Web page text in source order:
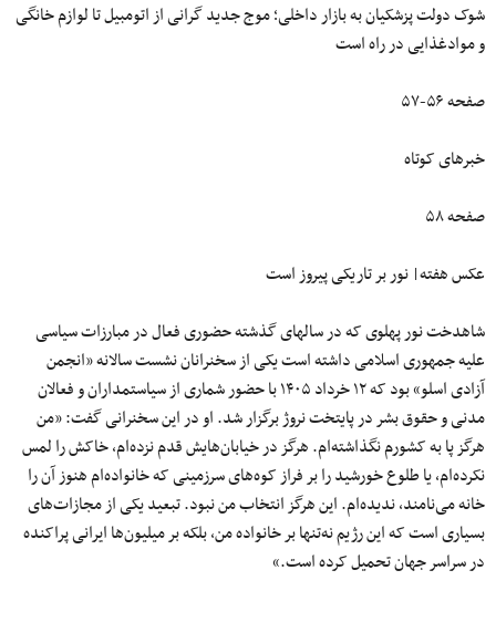
شوک دولت پزشکیان به بازار داخلی؛ موج جدید گرانی از اتومبیل تا لوازم خانگی
و موادغذایی در راه است
صفحه ۵۶-۵۷
خبرهای کوتاه
صفحه ۵۸
عکس هفته| نور بر تاریکی پیروز است
شاهدخت نور پهلوی که در سالهای گذشته حضوری فعال در مبارزات سیاسی
علیه جمهوری اسلامی داشته است یکی از سخنرانان نشست سالانه «انجمن
آزادی اسلو» بود که ۱۲ خرداد ۱۴۰۵ با حضور شماری از سیاستمداران و فعالان
مدنی و حقوق بشر در پایتخت نروژ برگزار شد. او در این سخنرانی گفت: «من
هرگز پا به کشورم نگذاشته‌ام. هرگز در خیابان‌هایش قدم نزده‌ام، خاکش را لمس
نکرده‌ام، یا طلوع خورشید را بر فراز کوه‌های سرزمینی که خانواده‌ام هنوز آن را
خانه می‌نامند، ندیده‌ام. این هرگز انتخاب من نبود. تبعید یکی از مجازات‌های
بسیاری است که این رژیم نه‌تنها بر خانواده من، بلکه بر میلیون‌ها ایرانی پراکنده
در سراسر جهان تحمیل کرده است.»